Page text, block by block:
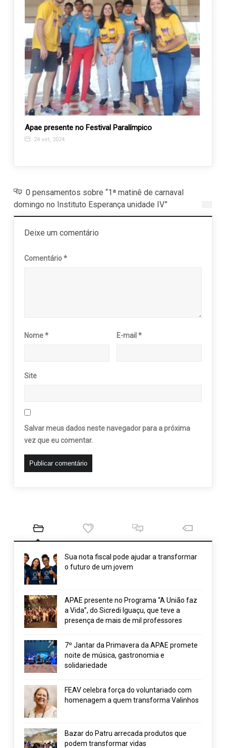
Apae presente no Festival Paralímpico
24 set, 2024
0 pensamentos sobre “1ª matinê de carnaval
domingo no Instituto Esperança unidade IV”
Deixe um comentário
Comentário*
Nome* E-mail*
Site
Salvar meus dados neste navegador para a próxima
vez que eu comentar.
Sua nota fiscal pode ajudar a transformar
o futuro de um jovem
APAE presente no Programa “A União faz
a Vida”, do Sicredi Iguaçu, que teve a
presença de mais de mil professores
7º Jantar da Primavera da APAE promete
noite de música, gastronomia e
solidariedade
FEAV celebra força do voluntariado com
homenagem a quem transforma Valinhos
Bazar do Patru arrecada produtos que
podem transformar vidas